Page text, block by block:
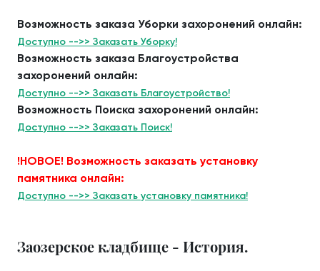
Возможность заказа Уборки захоронений онлайн:
Доступно -->> Заказать Уборку!
Возможность заказа Благоустройства
захоронений онлайн:
Доступно -->> Заказать Благоустройство!
Возможность Поиска захоронений онлайн:
Доступно -->> Заказать Поиск!
!НОВОЕ! Возможность заказать установку
памятника онлайн:
Доступно -->> Заказать установку памятника!
Заозерское кладбище - История.